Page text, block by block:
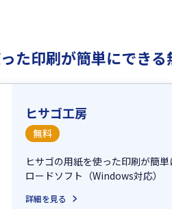
た印刷が簡単にでき
ヒサゴ工房
無料
ヒサゴの用紙を使った印刷が簡
ロードソフト（Windows対応）
詳細を見る